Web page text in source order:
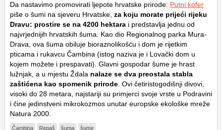
Da nastavimo promovirati ljepote hrvatske prirode: Putni kofer
piše o šumi na sjeveru Hrvatske, za koju morate prijeći rijeku
Dravu: prostire se na 4200 hektara i predstavlja jednu od
najvrjednijih hrvatskih šuma. Kao dio Regionalnog parka Mura-
Drava, ova šuma obiluje bioraznolikošću i dom je rijetkim
pticama i rukavcu Čambina (istog naziva je i Lovački dom u
kojem možete i prespavati). Glavni gospodar šume je hrast
lužnjak, a u mjestu Ždala nalaze se dva preostala stabla
zaštićena kao spomenik prirode . Ovi četiristogodišnji divovi,
visoki do 28 metara, najstariji su primjerci svoje vrste u Podravini
i čine jedinstveni mikrokozmos unutar europske ekološke mreže
Natura 2000.
Čambina Repaš šuma šume